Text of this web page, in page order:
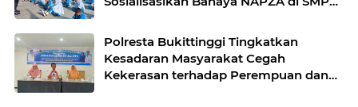
Polresta Bukittinggi Tingkatkan
Kesadaran Masyarakat Cegah
Kekerasan terhadap Perempuan dan